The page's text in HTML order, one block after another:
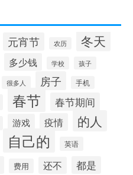
元宵节 农历 冬天
多少钱 学校 孩子
很多人 房子 手机
春节 春节期间
游戏 疫情 的人
自己的 英语
费用 还不 都是